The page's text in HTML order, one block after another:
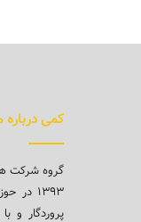
کمی درباره
گروه شرکت
۱۳۹۳
پروردگار و